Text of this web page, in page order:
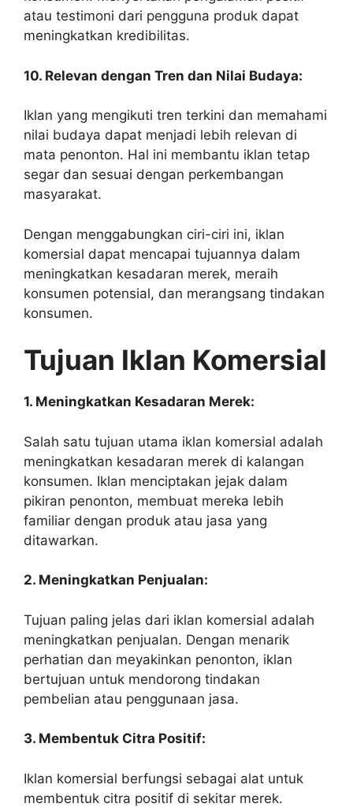
atau testimoni dari pengguna produk dapat
meningkatkan kredibilitas.
10. Relevan dengan Tren dan Nilai Budaya:
Iklan yang mengikuti tren terkini dan memahami
nilai budaya dapat menjadi lebih relevan di
mata penonton. Hal ini membantu iklan tetap
segar dan sesuai dengan perkembangan
masyarakat.
Dengan menggabungkan ciri-ciri ini, iklan
komersial dapat mencapai tujuannya dalam
meningkatkan kesadaran merek, meraih
konsumen potensial, dan merangsang tindakan
konsumen.
Tujuan Iklan Komersial
1. Meningkatkan Kesadaran Merek:
Salah satu tujuan utama iklan komersial adalah
meningkatkan kesadaran merek di kalangan
konsumen. Iklan menciptakan jejak dalam
pikiran penonton, membuat mereka lebih
familiar dengan produk atau jasa yang
ditawarkan.
2. Meningkatkan Penjualan:
Tujuan paling jelas dari iklan komersial adalah
meningkatkan penjualan. Dengan menarik
perhatian dan meyakinkan penonton, iklan
bertujuan untuk mendorong tindakan
pembelian atau penggunaan jasa.
3. Membentuk Citra Positif:
Iklan komersial berfungsi sebagai alat untuk
membentuk citra positif di sekitar merek.